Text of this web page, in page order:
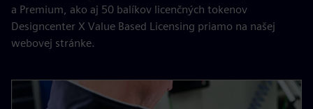
a Premium, ako aj 50 balíkov licenčných tokenov
Designcenter X Value Based Licensing priamo na našej
webovej stránke.